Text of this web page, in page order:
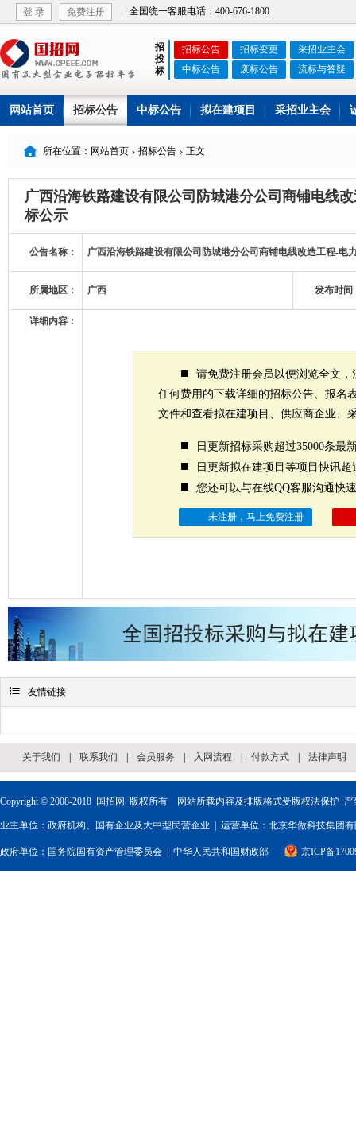
登 录 免费注册 全国统一客服电话：400-676-1800
招
投
标
招标公告 招标变更
采招业主会
中标公告
废标公告 流标与答疑
网站首页 招标公告 中标公告 拟在建项目 采招业主会
 所在位置：网站首页  招标公告  正文
广西沿海铁路建设有限公司防城港分公司商铺电线
标公示
公告名称： 广西沿海铁路建设有限公司防城港分公司商铺电线改造工程-电
所属地区： 广西 发布时间
详细内容：
■
请免费注册会员以便浏览全文
任何费用的下载详细的招标公告、报名
文件和查看拟在建项目、供应商企业、
■ 日更新招标采购超过35000条最
■ 日更新拟在建项目等项目快讯超
■ 您还可以与在线QQ客服沟通快
未注册，马上免费注册
 友情链接
关于我们 联系我们 会员服务 入网流程 付款方式 法律声明
Copyright © 2008-2018 国招网 版权所有 网站所载内容及排版格式受版权法保护 严
业主单位：政府机构、国有企业及大中型民营企业 | 运营单位：北京华做科技集团
政府单位： 国务院国有资产管理委员会 中华人民共和国财政部 京ICP备